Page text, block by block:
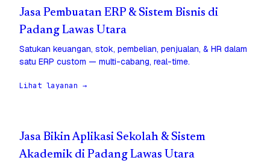
Jasa Pembuatan ERP & Sistem Bisnis di
Padang Lawas Utara
Satukan keuangan, stok, pembelian, penjualan, & HR dalam
satu ERP custom — multi-cabang, real-time.
Lihat layanan →
Jasa Bikin Aplikasi Sekolah & Sistem
Akademik di Padang Lawas Utara